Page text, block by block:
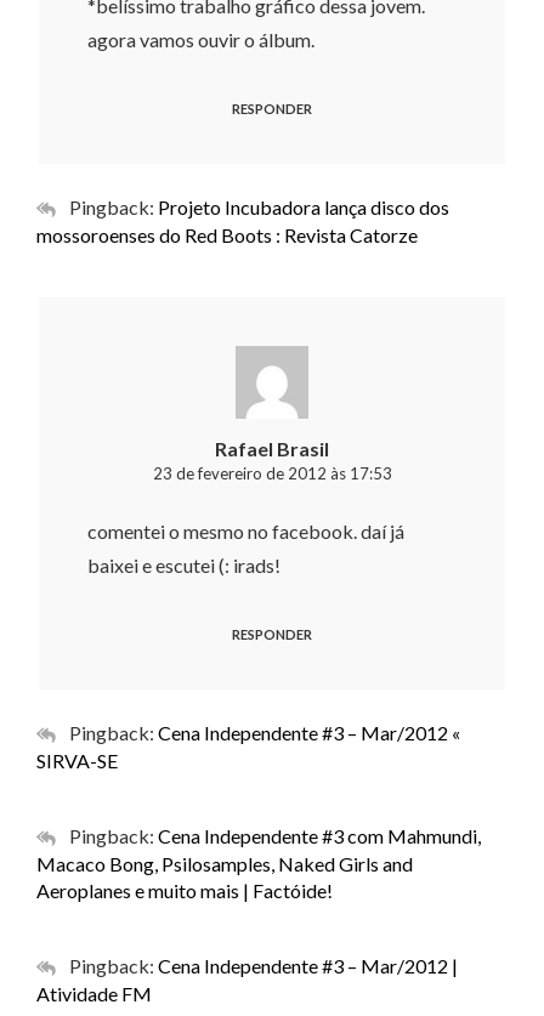
*belíssimo trabalho gráfico dessa jovem.
agora vamos ouvir o álbum.
RESPONDER
Pingback: Projeto Incubadora lança disco dos
mossoroenses do Red Boots : Revista Catorze
Rafael Brasil
23 de fevereiro de 2012 às 17:53
comentei o mesmo no facebook. daí já
baixei e escutei (: irads!
RESPONDER
Pingback: Cena Independente #3 – Mar/2012 «
SIRVA-SE
Pingback: Cena Independente #3 com Mahmundi,
Macaco Bong, Psilosamples, Naked Girls and
Aeroplanes e muito mais | Factóide!
Pingback: Cena Independente #3 – Mar/2012 |
Atividade FM